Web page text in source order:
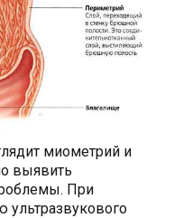
миометрий и
выявить
При
ультразвукового